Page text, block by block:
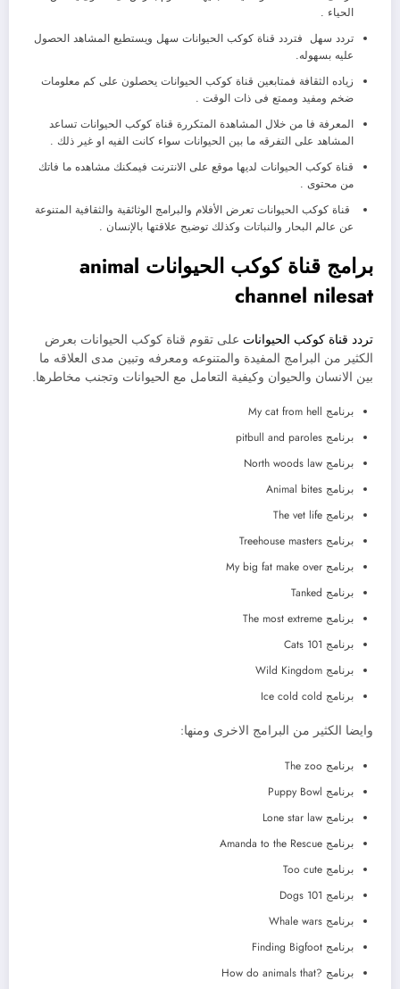
الحياء .
تردد سهل فتردد قناة كوكب الحيوانات سهل ويستطيع المشاهد الحصول
عليه بسهوله.
زياده الثقافة فمتابعين قناة كوكب الحيوانات يحصلون على كم معلومات
ضخم ومفيد وممتع فى ذات الوقت .
المعرفة فا من خلال المشاهدة المتكررة قناة كوكب الحيوانات تساعد
المشاهد على التفرقه ما بين الحيوانات سواء كانت الفيه او غير ذلك .
قناة كوكب الحيوانات لديها موقع على الانترنت فيمكنك مشاهده ما فاتك
من محتوى .
قناة كوكب الحيوانات تعرض الأفلام والبرامج الوثائقية والثقافية المتنوعة
عن عالم البحار والنباتات وكذلك توضيح علاقتها بالإنسان .
برامج قناة كوكب الحيوانات animal
channel nilesat
تردد قناة كوكب الحيوانات على تقوم قناة كوكب الحيوانات بعرض
الكثير من البرامج المفيدة والمتنوعه ومعرفه وتبين مدى العلاقه ما
بين الانسان والحيوان وكيفية التعامل مع الحيوانات وتجنب مخاطرها.
برنامج My cat from hell
برنامج pitbull and paroles
برنامج North woods law
برنامج Animal bites
برنامج The vet life
برنامج Treehouse masters
برنامج My big fat make over
برنامج Tanked
برنامج The most extreme
برنامج Cats 101
برنامج Wild Kingdom
برنامج Ice cold cold
وايضا الكثير من البرامج الاخرى ومنها:
برنامج The zoo
برنامج Puppy Bowl
برنامج Lone star law
برنامج Amanda to the Rescue
برنامج Too cute
برنامج Dogs 101
برنامج Whale wars
برنامج Finding Bigfoot
برنامج ?How do animals that